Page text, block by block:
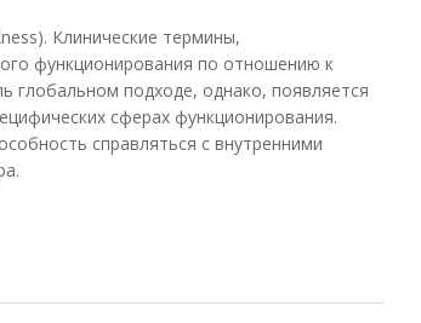
Клинические термины,
функционирования по отношению к
глобальном подходе, однако, появляется
сферах функционирования.
справляться с внутренними